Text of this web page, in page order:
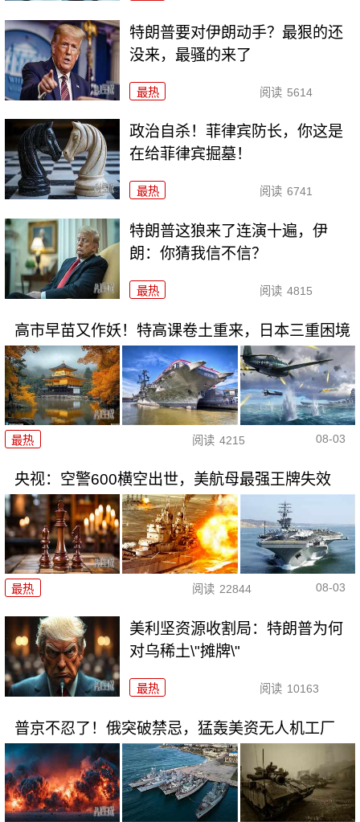
特朗普要对伊朗动手？最狠的还
没来，最骚的来了
最热 阅读 5614
政治自杀！菲律宾防长，你这是
在给菲律宾掘墓！
最热 阅读 6741
特朗普这狼来了连演十遍，伊
朗：你猜我信不信？
最热 阅读 4815
高市早苗又作妖！特高课卷土重来，日本三重困境
最热 阅读 4215 08-03
央视：空警600横空出世，美航母最强王牌失效
最热 阅读 22844 08-03
美利坚资源收割局：特朗普为何
对乌稀土\"摊牌\"
最热 阅读 10163
普京不忍了！俄突破禁忌，猛轰美资无人机工厂